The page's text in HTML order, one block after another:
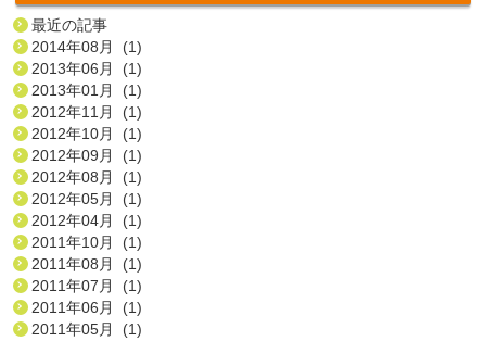
最近の記事
2014年08月 (1)
2013年06月 (1)
2013年01月 (1)
2012年11月 (1)
2012年10月 (1)
2012年09月 (1)
2012年08月 (1)
2012年05月 (1)
2012年04月 (1)
2011年10月 (1)
2011年08月 (1)
2011年07月 (1)
2011年06月 (1)
2011年05月 (1)